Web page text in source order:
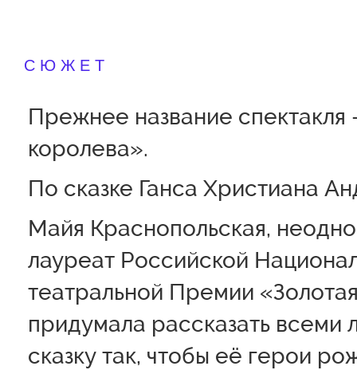
СЮЖЕТ
Прежнее название
королева».
По сказке Ганса Христиана
Майя Краснопольская,
лауреат Российской
театральной Премии
придумала рассказать всеми
сказку так, чтобы её герои